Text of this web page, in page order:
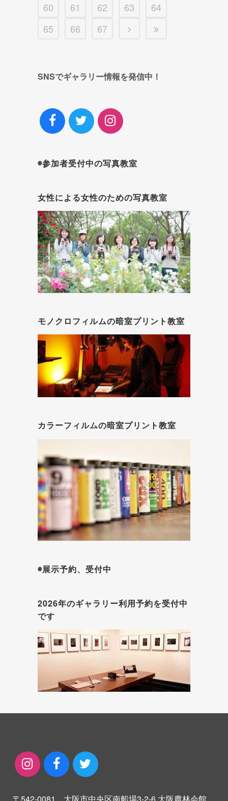
60
61 62 63
64
65
66 67
SNSでギャラリー情報を発信中！
◉参加者受付中の写真教室
女性による女性のための写真教室
モノクロフィルムの暗室プリント教室
カラーフィルムの暗室プリント教室
◉展示予約、受付中
2026年のギャラリー利用予約を受付中
です
〒542-0081 大阪市中央区南船場3-2-6 大阪農林会館